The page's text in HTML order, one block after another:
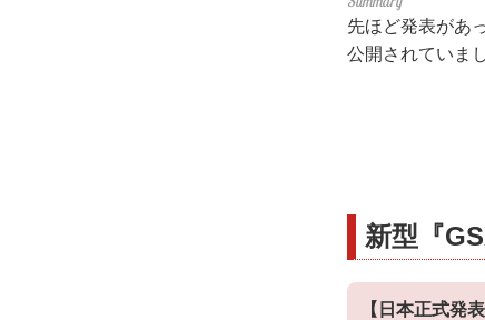
先ほど発表があ
公開されていま
新型『
【日本正式発表